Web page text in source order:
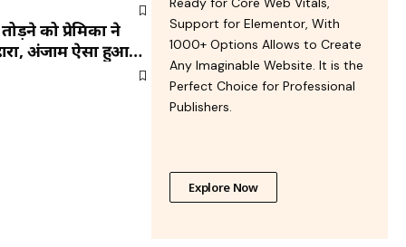
को प्रेमिका ने
अंजाम ऐसा हुआ
Support for Elementor, With
1000+ Options Allows to Create
Any Imaginable Website. It is the
Perfect Choice for Professional
Publishers.
Explore Now